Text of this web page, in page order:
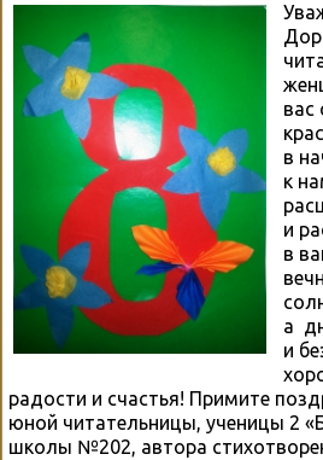
вас
в
к
и
в
а
и
радости и счастья! Примите
юной читательницы, ученицы 2
школы №202, автора